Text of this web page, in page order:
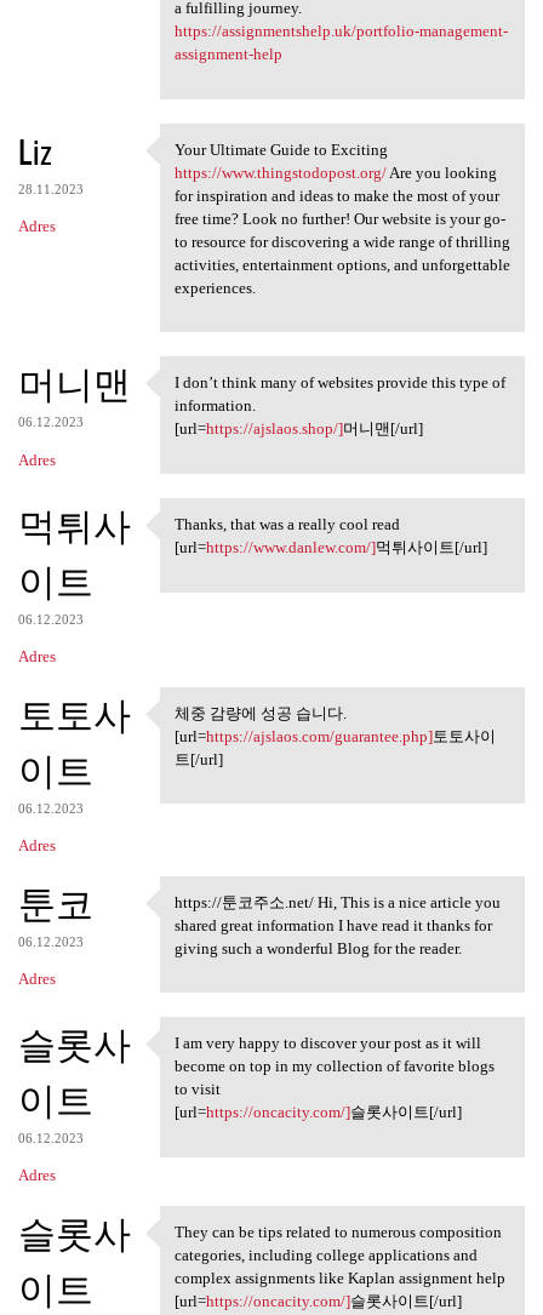
a fulfilling journey.
https://assignmentshelp.uk/portfolio-management-
assignment-help
Liz
28.11.2023
Adres
Your Ultimate Guide to
Your Ultimate Guide to Exciting
https://www.thingstodopost.org/Are you looking
for inspiration and ideas to make the most of your
free time? Look no further! Our website is your go-
to resource for discovering a wide range of thrilling
activities, entertainment options, and unforgettable
experiences.
머니맨
06.12.2023
Adres
I don’t think many of
I don’t think many of websites provide this type of
information.
[url=https://ajslaos.shop/]머니맨[/url]
먹튀사
이트
06.12.2023
Adres
Thanks, that was a really
Thanks, that was a really cool read
[url=https://www.danlew.com/]먹튀사이트[/url]
토토사
이트
06.12.2023
Adres
체중 감량에 성공 습니다.
체중 감량에 성공 습니다.
[url=https://ajslaos.com/guarantee.php]토토사이
트[/url]
툰코
06.12.2023
Adres
https://툰코주소.net/ Hi, This is
https://툰코주소.net/ Hi, This is a nice article you
shared great information I have read it thanks for
giving such a wonderful Blog for the reader.
슬롯사
이트
06.12.2023
Adres
I am very happy to discover
I am very happy to discover your post as it will
become on top in my collection of favorite blogs
to visit
[url=https://oncacity.com/]슬롯사이트[/url]
슬롯사
이트
They can be tips related to
They can be tips related to numerous composition
categories, including college applications and
complex assignments like Kaplan assignment help
[url=https://oncacity.com/]슬롯사이트[/url]